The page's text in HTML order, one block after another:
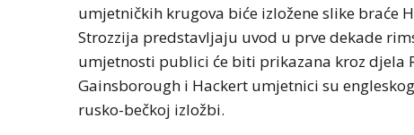
umjetničkih krugova biće izložene slike braće
Strozzija predstavljaju uvod u prve dekade
umjetnosti publici će biti prikazana kroz djela
Gainsborough i Hackert umjetnici su
rusko-bečkoj izložbi.